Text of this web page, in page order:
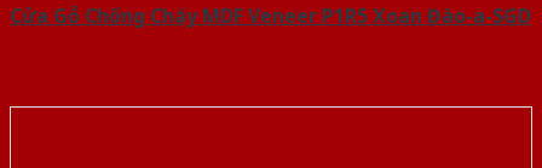
Cửa Gỗ Chống Cháy MDF Veneer P1R5 Xoan Đào-a-SGD